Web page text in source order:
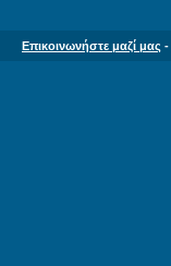
Επικοινωνήστε μαζί μας -